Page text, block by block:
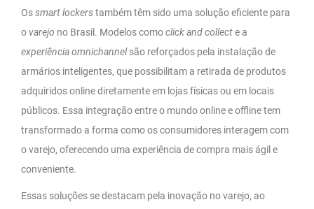
Ossmart lockerstambém têm sido uma solução eficiente para
o varejo no Brasil. Modelos comoclick and collecte a
experiência omnichannelsão reforçados pela instalação de
armários inteligentes, que possibilitam a retirada de produtos
adquiridos online diretamente em lojas físicas ou em locais
públicos. Essa integração entre o mundo online e offline tem
transformado a forma como os consumidores interagem com
o varejo, oferecendo uma experiência de compra mais ágil e
conveniente.
Essas soluções se destacam pela inovação no varejo, ao